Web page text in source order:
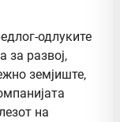
одлуките
за развој,
земјиште,
на